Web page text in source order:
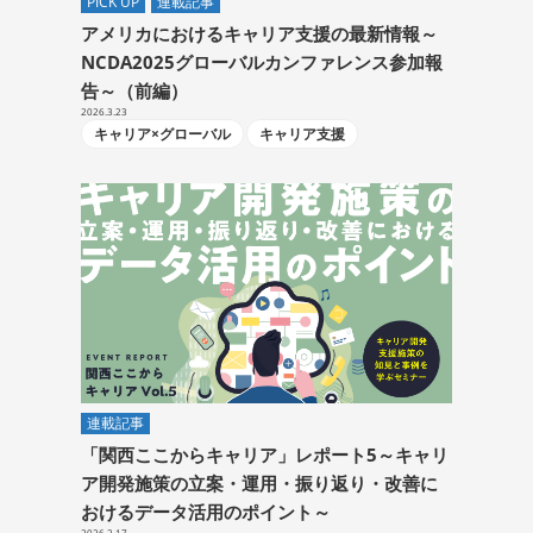
アメリカにおけるキャリア支援の最新情報～
NCDA2025グローバルカンファレンス参加報
告～（前編）
2026.3.23
キャリア×グローバル キャリア支援
連載記事
「関西ここからキャリア」レポート5～キャリ
ア開発施策の立案・運用・振り返り・改善に
おけるデータ活用のポイント～